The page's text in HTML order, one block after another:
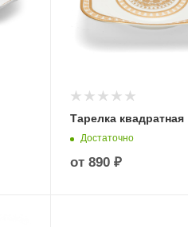
Тарелка квадратная
Достаточно
от 890 ₽